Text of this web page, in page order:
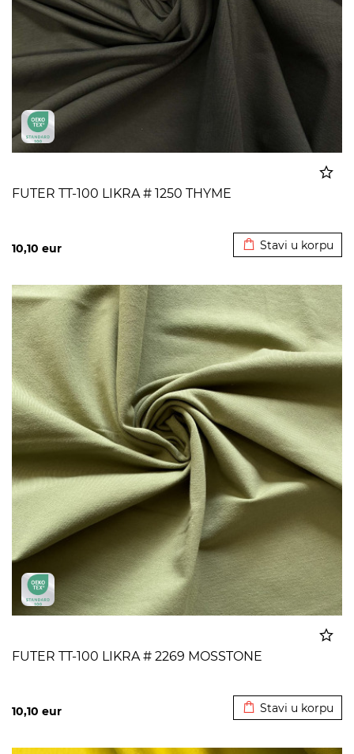
FUTER TT-100 LIKRA # 1250 THYME
10,10 eur Stavi u korpu
FUTER TT-100 LIKRA # 2269 MOSSTONE
10,10 eur Stavi u korpu